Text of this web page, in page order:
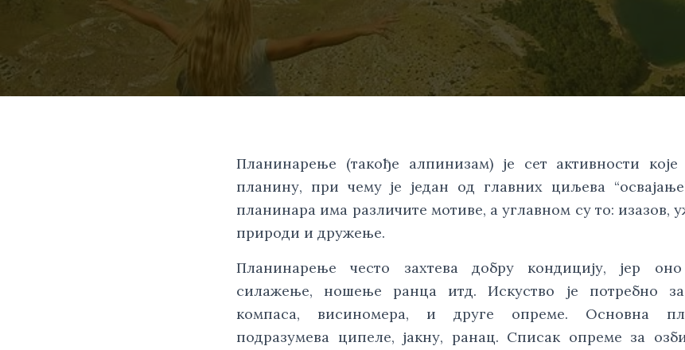
Планинарење (такође алпинизам) је сет активности које
планину, при чему је један од главних циљева
планинара има различите мотиве, а углавном су то: изазов,
природи и дружење.
Планинарење често захтева добру кондицију, јер
силажење, ношење ранца итд. Искуство је потребно
компаса, висиномера, и друге опреме. Основна
подразумева ципеле, јакну, ранац. Списак опреме за